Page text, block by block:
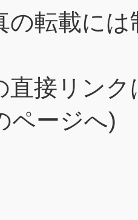
の転載に
直接リン
ページへ)